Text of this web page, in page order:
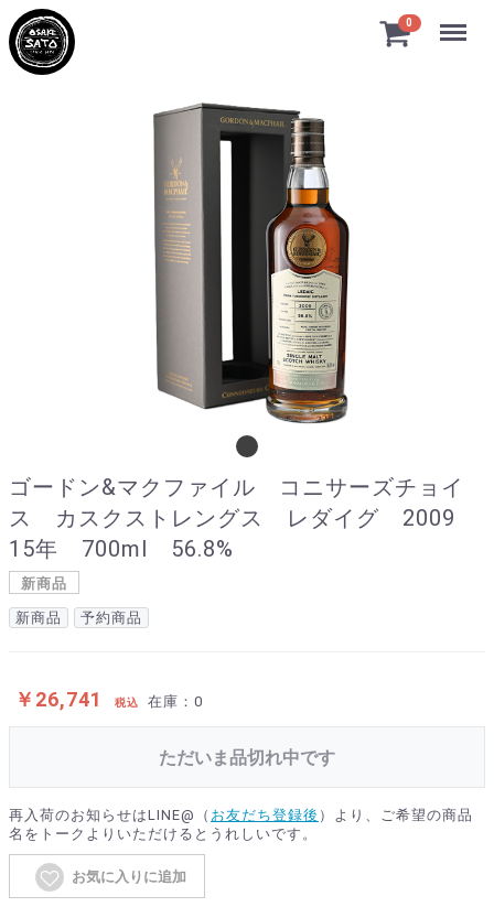
0 Menu
ゴードン&マクファイル コニサーズチョイ
ス カスクストレングス レダイグ 2009
15年 700ml 56.8%
新商品
新商品 予約商品
￥26,741 税込 在庫：0
ただいま品切れ中です
再入荷のお知らせはLINE@（ お友だち登録後 ）より、ご希望の商品
名をトークよりいただけるとうれしいです。
お気に入りに追加